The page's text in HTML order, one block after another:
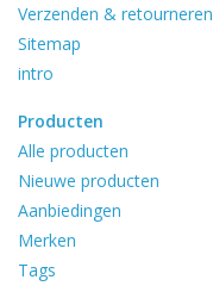
Verzenden & retourneren
Sitemap
intro
Producten
Alle producten
Nieuwe producten
Aanbiedingen
Merken
Tags